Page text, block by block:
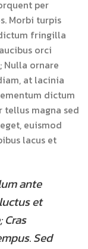
per
Morbi turpis
fringilla
orci
Nulla ornare
at lacinia
dictum
tellus magna sed
euismod
lacus et
ante
et
Sed